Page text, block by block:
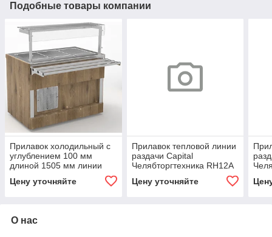
Подобные товары компании
Прилавок холодильный с
углублением 100 мм
длиной 1505 мм линии
Челябторгтехника RC13A
Цену уточняйте
Прилавок тепловой линии
раздачи Capital
Челябторгтехника RH12А
Цену уточняйте
О нас